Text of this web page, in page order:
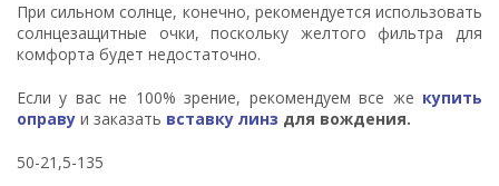
При сильном солнце, конечно, рекомендуется использовать
солнцезащитные очки, поскольку желтого фильтра для
комфорта будет недостаточно.
Если у вас не 100% зрение, рекомендуем все же купить
оправу и заказать вставку линз для вождения.
50-21,5-135